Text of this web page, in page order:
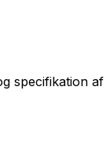
specifikation af